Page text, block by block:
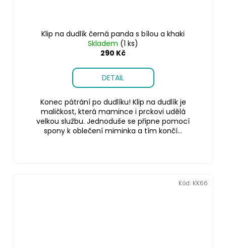
Klip na dudlík černá panda s bílou a khaki
Skladem (1 ks)
290 Kč
DETAIL
Konec pátrání po dudlíku! Klip na dudlík je
maličkost, která mamince i prckovi udělá
velkou službu. Jednoduše se připne pomocí
spony k oblečení miminka a tím končí...
Kód: KK66